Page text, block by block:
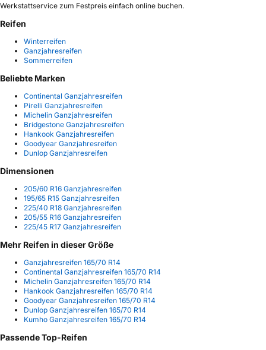
Werkstattservice zum Festpreis einfach online buchen.
Reifen
Winterreifen
Ganzjahresreifen
Sommerreifen
Beliebte Marken
Continental Ganzjahresreifen
Pirelli Ganzjahresreifen
Michelin Ganzjahresreifen
Bridgestone Ganzjahresreifen
Hankook Ganzjahresreifen
Goodyear Ganzjahresreifen
Dunlop Ganzjahresreifen
Dimensionen
205/60 R16 Ganzjahresreifen
195/65 R15 Ganzjahresreifen
225/40 R18 Ganzjahresreifen
205/55 R16 Ganzjahresreifen
225/45 R17 Ganzjahresreifen
Mehr Reifen in dieser Größe
Ganzjahresreifen 165/70 R14
Continental Ganzjahresreifen 165/70 R14
Michelin Ganzjahresreifen 165/70 R14
Hankook Ganzjahresreifen 165/70 R14
Goodyear Ganzjahresreifen 165/70 R14
Dunlop Ganzjahresreifen 165/70 R14
Kumho Ganzjahresreifen 165/70 R14
Passende Top-Reifen